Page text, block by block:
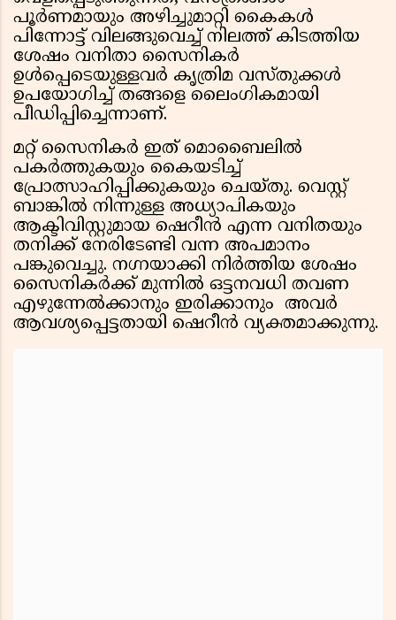
പൂർണമായും അഴിച്ചുമാറ്റി കൈകൾ
പിന്നോട്ട് വിലങ്ങുവെച്ച് നിലത്ത് കിടത്തിയ
ശേഷം വനിതാ സൈനികർ
ഉൾപ്പെടെയുള്ളവർ കൃത്രിമ വസ്തുക്കൾ
ഉപയോഗിച്ച് തങ്ങളെ ലൈംഗികമായി
പീഡിപ്പിച്ചെന്നാണ്.
മറ്റ് സൈനികർ ഇത് മൊബൈലിൽ
പകർത്തുകയും കൈയടിച്ച്
പ്രോത്സാഹിപ്പിക്കുകയും ചെയ്തു. വെസ്റ്റ്
ബാങ്കിൽ നിന്നുള്ള അധ്യാപികയും
ആക്ടിവിസ്റ്റുമായ ഷെറീൻ എന്ന വനിതയും
തനിക്ക് നേരിടേണ്ടി വന്ന അപമാനം
പങ്കുവെച്ചു. നഗ്നയാക്കി നിർത്തിയ ശേഷം
സൈനികർക്ക് മുന്നിൽ ഒട്ടനവധി തവണ
എഴുന്നേൽക്കാനും ഇരിക്കാനും അവർ
ആവശ്യപ്പെട്ടതായി ഷെറീൻ വ്യക്തമാക്കുന്നു.